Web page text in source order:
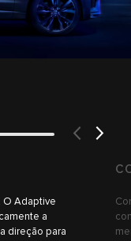
O Adaptive
a
direção para